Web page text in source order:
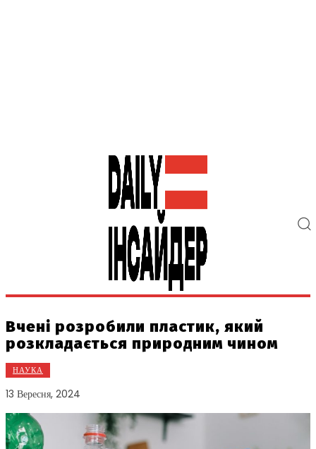
Вчені розробили пластик, який
розкладається природним чином
НАУКА
13 Вересня, 2024